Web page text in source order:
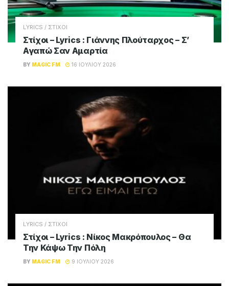
LYRICS / ΣΤΙΧΟΙ
Στίχοι – Lyrics : Γιάννης Πλούταρχος – Σ’
Αγαπώ Σαν Αμαρτία
BY MAGIC FM 16 ΙΟΥΛΊΟΥ 2026
LYRICS / ΣΤΙΧΟΙ
Στίχοι – Lyrics : Νίκος Μακρόπουλος – Θα
Την Κάψω Την Πόλη
BY MAGIC FM 9 ΙΟΥΛΊΟΥ 2026